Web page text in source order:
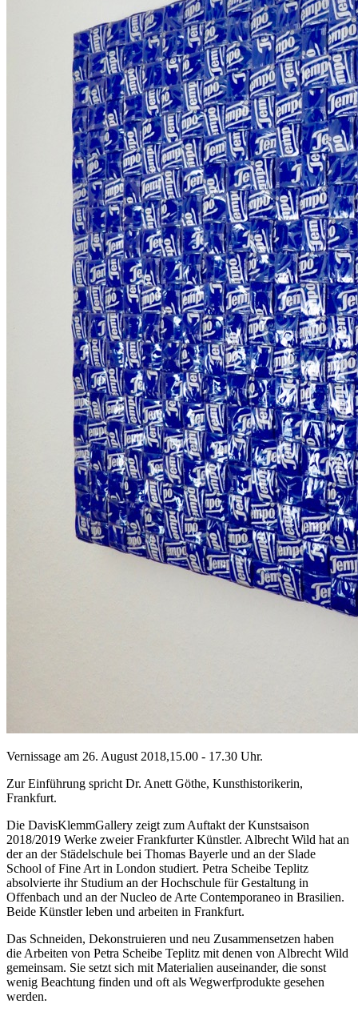
Vernissage am 26. August 2018,15.00 - 17.30 Uhr.
Zur Einführung spricht Dr. Anett Göthe, Kunsthistorikerin,
Frankfurt.
Die DavisKlemmGallery zeigt zum Auftakt der Kunstsaison
2018/2019 Werke zweier Frankfurter Künstler. Albrecht Wild hat an
der an der Städelschule bei Thomas Bayerle und an der Slade
School of Fine Art in London studiert. Petra Scheibe Teplitz
absolvierte ihr Studium an der Hochschule für Gestaltung in
Offenbach und an der Nucleo de Arte Contemporaneo in Brasilien.
Beide Künstler leben und arbeiten in Frankfurt.
Das Schneiden, Dekonstruieren und neu Zusammensetzen haben
die Arbeiten von Petra Scheibe Teplitz mit denen von Albrecht Wild
gemeinsam. Sie setzt sich mit Materialien auseinander, die sonst
wenig Beachtung finden und oft als Wegwerfprodukte gesehen
werden.